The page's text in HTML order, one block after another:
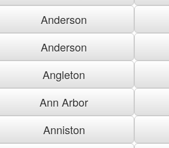
Anderson
Anderson
Angleton
Ann Arbor
Anniston